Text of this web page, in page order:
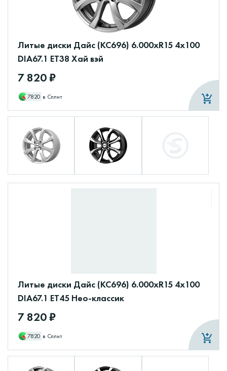
Литые диски Дайс (КС696) 6.000xR15 4x100
DIA67.1 ET38 Хай вэй
7 820 ₽
7820 в Сплит
Литые диски Дайс (КС696) 6.000xR15 4x100
DIA67.1 ET45 Нео-классик
7 820 ₽
7820 в Сплит